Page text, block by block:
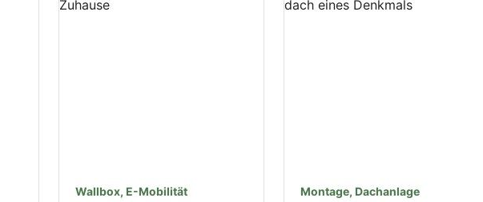
Wallbox, E-Mobilität Montage, Dachanlage